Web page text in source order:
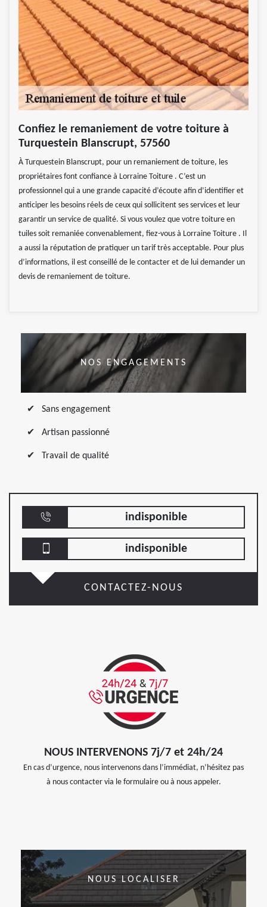
Confiez le remaniement de votre toiture à
Turquestein Blanscrupt, 57560
À Turquestein Blanscrupt, pour un remaniement de toiture, les
propriétaires font confiance à Lorraine Toiture . C’est un
professionnel qui a une grande capacité d’écoute afin d’identifier et
anticiper les besoins réels de ceux qui sollicitent ses services et leur
garantir un service de qualité. Si vous voulez que votre toiture en
tuiles soit remaniée convenablement, fiez-vous à Lorraine Toiture . Il
a aussi la réputation de pratiquer un tarif très acceptable. Pour plus
d’informations, il est conseillé de le contacter et de lui demander un
devis de remaniement de toiture.
NOS ENGAGEMENTS
Sans engagement
Artisan passionné
Travail de qualité
indisponible
indisponible
CONTACTEZ-NOUS
NOUS INTERVENONS 7j/7 et 24h/24
En cas d’urgence, nous intervenons dans l’immédiat, n’hésitez pas
à nous contacter via le formulaire ou à nous appeler.
NOUS LOCALISER